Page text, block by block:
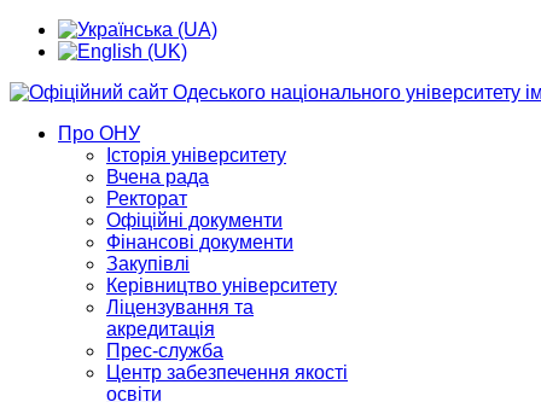
Про ОНУ
Історія університету
Вчена рада
Ректорат
Офіційні документи
Фінансові документи
Закупівлі
Керівництво університету
Ліцензування та
акредитація
Прес-служба
Центр забезпечення якості
освіти